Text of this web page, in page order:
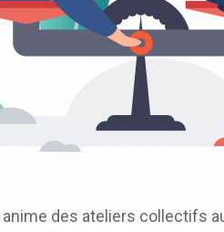
anime des ateliers